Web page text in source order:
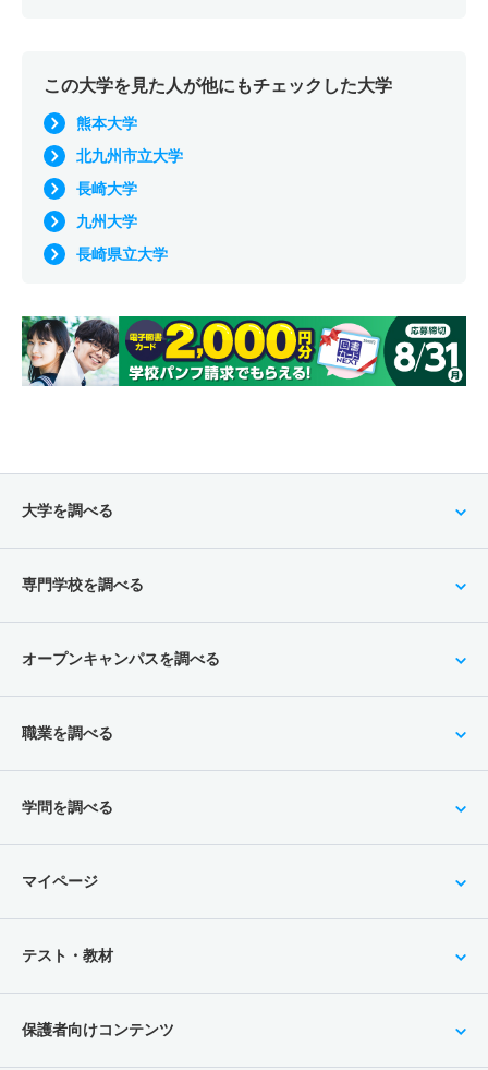
この大学を見た人が他にもチェックした大学
熊本大学
北九州市立大学
長崎大学
九州大学
長崎県立大学
大学を調べる
専門学校を調べる
オープンキャンパスを調べる
職業を調べる
学問を調べる
マイページ
テスト・教材
保護者向けコンテンツ